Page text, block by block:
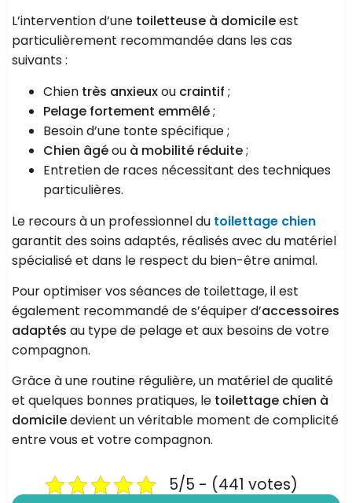
L’intervention d’une toiletteuse à domicileest
particulièrement recommandée dans les cas
suivants :
Chien très anxieuxou craintif ;
Pelage fortement emmêlé;
Besoin d’une tonte spécifique ;
Chien âgéou à mobilité réduite;
Entretien de races nécessitant des techniques
particulières.
Le recours à un professionnel du toilettage chien
garantit des soins adaptés, réalisés avec du matériel
spécialisé et dans le respect du bien-être animal.
Pour optimiser vos séances de toilettage, il est
également recommandé de s’équiper d’accessoires
adaptés au type de pelage et aux besoins de votre
compagnon.
Grâce à une routine régulière, un matériel de qualité
et quelques bonnes pratiques, le toilettage chien à
domiciledevient un véritable moment de complicité
entre vous et votre compagnon.
5/5 - (441 votes)